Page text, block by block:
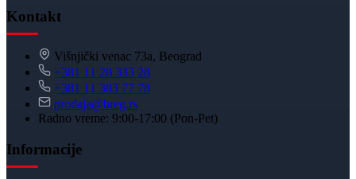
Kontakt
Višnjički venac 73a, Beograd
+381 11 28 333 28
+381 11 383 77 78
prodaja@breg.rs
Radno vreme: 9:00-17:00 (Pon-Pet)
Informacije